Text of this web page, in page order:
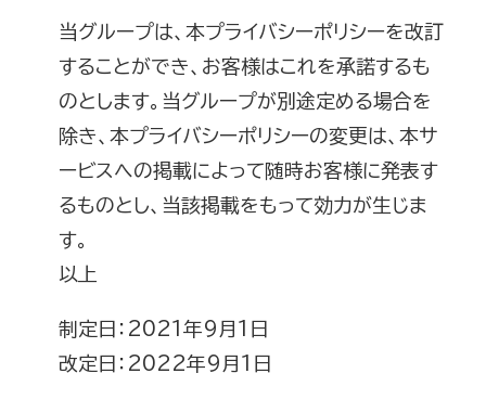
当グループは、本プライバシーポリシーを改訂
することができ、お客様はこれを承諾するも
のとします。当グループが別途定める場合を
除き、本プライバシーポリシーの変更は、本サ
ービスへの掲載によって随時お客様に発表す
るものとし、当該掲載をもって効力が生じま
す。
以上
制定日：2021年9月1日
改定日：2022年9月1日